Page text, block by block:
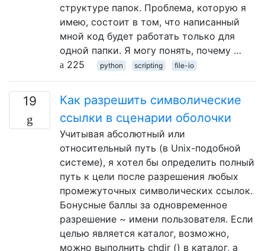
структуре папок. Проблема, которую я
имею, состоит в том, что написанный
мной код будет работать только для
одной папки. Я могу понять, почему …
225
python scripting file-io
19
Как разрешить символические
ссылки в сценарии оболочки
Учитывая абсолютный или
относительный путь (в Unix-подобной
системе), я хотел бы определить полный
путь к цели после разрешения любых
промежуточных символических ссылок.
Бонусные баллы за одновременное
разрешение ~ имени пользователя. Если
целью является каталог, возможно,
можно выполнить chdir () в каталог, а